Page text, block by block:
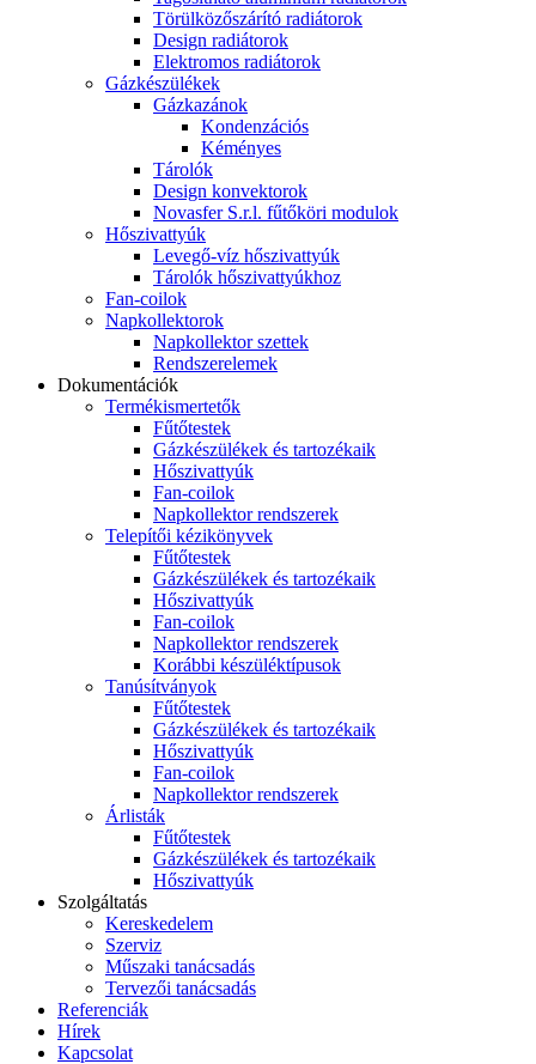
Törülközőszárító radiátorok
Design radiátorok
Elektromos radiátorok
Gázkészülékek
Gázkazánok
Kondenzációs
Kéményes
Tárolók
Design konvektorok
Novasfer S.r.l. fűtőköri modulok
Hőszivattyúk
Levegő-víz hőszivattyúk
Tárolók hőszivattyúkhoz
Fan-coilok
Napkollektorok
Napkollektor szettek
Rendszerelemek
Dokumentációk
Termékismertetők
Fűtőtestek
Gázkészülékek és tartozékaik
Hőszivattyúk
Fan-coilok
Napkollektor rendszerek
Telepítői kézikönyvek
Fűtőtestek
Gázkészülékek és tartozékaik
Hőszivattyúk
Fan-coilok
Napkollektor rendszerek
Korábbi készüléktípusok
Tanúsítványok
Fűtőtestek
Gázkészülékek és tartozékaik
Hőszivattyúk
Fan-coilok
Napkollektor rendszerek
Árlisták
Fűtőtestek
Gázkészülékek és tartozékaik
Hőszivattyúk
Szolgáltatás
Kereskedelem
Szerviz
Műszaki tanácsadás
Tervezői tanácsadás
Referenciák
Hírek
Kapcsolat